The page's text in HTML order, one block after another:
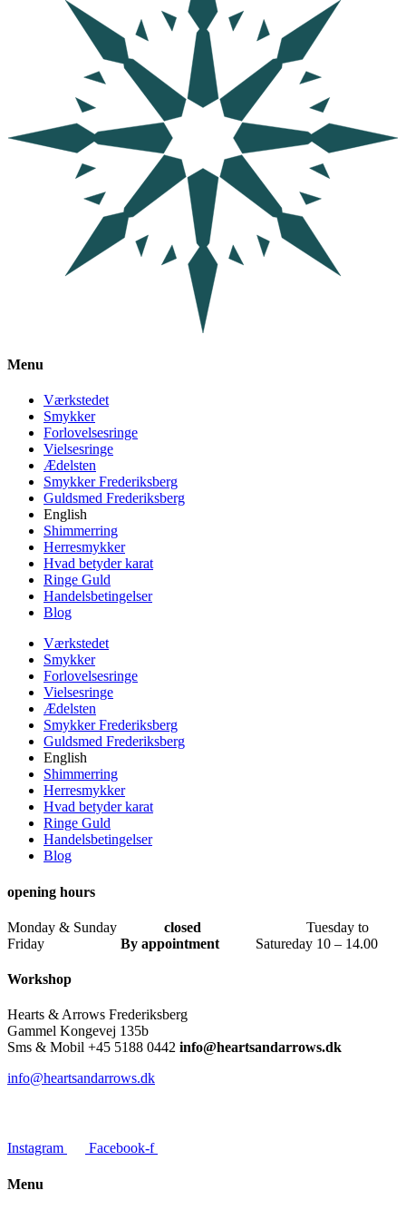
Menu
Værkstedet
Smykker
Forlovelsesringe
Vielsesringe
Ædelsten
Smykker Frederiksberg
Guldsmed Frederiksberg
English
Shimmerring
Herresmykker
Hvad betyder karat
Ringe Guld
Handelsbetingelser
Blog
Værkstedet
Smykker
Forlovelsesringe
Vielsesringe
Ædelsten
Smykker Frederiksberg
Guldsmed Frederiksberg
English
Shimmerring
Herresmykker
Hvad betyder karat
Ringe Guld
Handelsbetingelser
Blog
opening hours
Monday & Sunday closed Tuesday to
Friday By appointment Satureday 10 – 14.00
Workshop
Hearts & Arrows Frederiksberg
Gammel Kongevej 135b
Sms & Mobil +45 5188 0442 info@heartsandarrows.dk
info@heartsandarrows.dk
Instagram Facebook-f
Menu